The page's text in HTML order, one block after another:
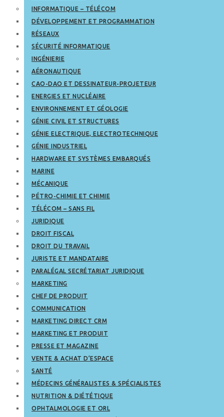
INFORMATIQUE – TÉLÉCOM
DÉVELOPPEMENT ET PROGRAMMATION
RÉSEAUX
SÉCURITÉ INFORMATIQUE
INGÉNIERIE
AÉRONAUTIQUE
CAO-DAO ET DESSINATEUR-PROJETEUR
ENERGIES ET NUCLÉAIRE
ENVIRONNEMENT ET GÉOLOGIE
GÉNIE CIVIL ET STRUCTURES
GÉNIE ELECTRIQUE, ELECTROTECHNIQUE
GÉNIE INDUSTRIEL
HARDWARE ET SYSTÈMES EMBARQUÉS
MARINE
MÉCANIQUE
PÉTRO-CHIMIE ET CHIMIE
TÉLÉCOM – SANS FIL
JURIDIQUE
DROIT FISCAL
DROIT DU TRAVAIL
JURISTE ET MANDATAIRE
PARALÉGAL SECRÉTARIAT JURIDIQUE
MARKETING
CHEF DE PRODUIT
COMMUNICATION
MARKETING DIRECT CRM
MARKETING ET PRODUIT
PRESSE ET MAGAZINE
VENTE & ACHAT D’ESPACE
SANTÉ
MÉDECINS GÉNÉRALISTES & SPÉCIALISTES
NUTRITION & DIÉTÉTIQUE
OPHTALMOLOGIE ET ORL